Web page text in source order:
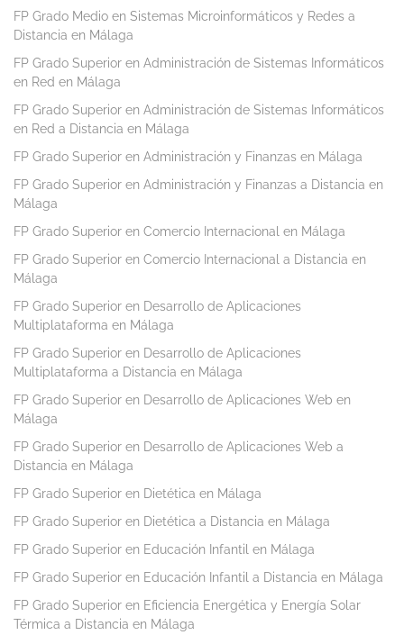
FP Grado Medio en Sistemas Microinformáticos y Redes a
Distancia en Málaga
FP Grado Superior en Administración de Sistemas Informáticos
en Red en Málaga
FP Grado Superior en Administración de Sistemas Informáticos
en Red a Distancia en Málaga
FP Grado Superior en Administración y Finanzas en Málaga
FP Grado Superior en Administración y Finanzas a Distancia en
Málaga
FP Grado Superior en Comercio Internacional en Málaga
FP Grado Superior en Comercio Internacional a Distancia en
Málaga
FP Grado Superior en Desarrollo de Aplicaciones
Multiplataforma en Málaga
FP Grado Superior en Desarrollo de Aplicaciones
Multiplataforma a Distancia en Málaga
FP Grado Superior en Desarrollo de Aplicaciones Web en
Málaga
FP Grado Superior en Desarrollo de Aplicaciones Web a
Distancia en Málaga
FP Grado Superior en Dietética en Málaga
FP Grado Superior en Dietética a Distancia en Málaga
FP Grado Superior en Educación Infantil en Málaga
FP Grado Superior en Educación Infantil a Distancia en Málaga
FP Grado Superior en Eficiencia Energética y Energía Solar
Térmica a Distancia en Málaga